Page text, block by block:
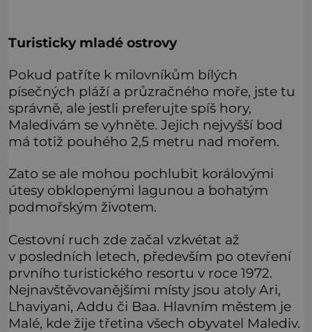
Turisticky mladé ostrovy
Pokud patříte k milovníkům bílých
písečných pláží a průzračného moře, jste tu
správně, ale jestli preferujte spíš hory,
Maledivám se vyhněte. Jejich nejvyšší bod
má totiž pouhého 2,5 metru nad mořem.
Zato se ale mohou pochlubit korálovými
útesy obklopenými lagunou a bohatým
podmořským životem.
Cestovní ruch zde začal vzkvétat až
v posledních letech, především po otevření
prvního turistického resortu v roce 1972.
Nejnavštěvovanějšími místy jsou atoly Ari,
Lhaviyani, Addu či Baa. Hlavním městem je
Malé, kde žije třetina všech obyvatel Malediv.